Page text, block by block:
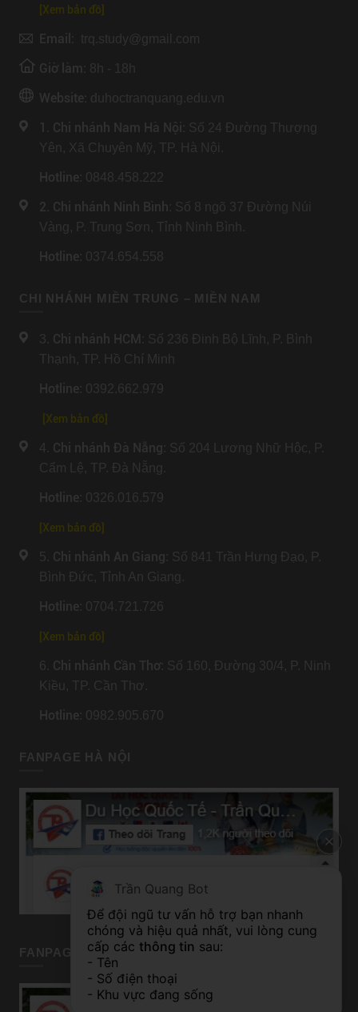
[Xem bản đồ]
Email: trq.study@gmail.com
Giờ làm: 8h - 18h
Website: duhoctranquang.edu.vn
1. Chi nhánh Nam Hà Nội: Số 24 Đường Thượng
Yên, Xã Chuyên Mỹ, TP. Hà Nội.
Hotline: 0848.458.222
2. Chi nhánh Ninh Bình: Số 8 ngõ 37 Đường Núi
Vàng, P. Trung Sơn, Tỉnh Ninh Bình.
Hotline: 0374.654.558
CHI NHÁNH MIỀN TRUNG – MIỀN NAM
3. Chi nhánh HCM : Số 236 Đinh Bộ Lĩnh, P. Bình
Thạnh, TP. Hồ Chí Minh
Hotline: 0392.662.979
[Xem bản đồ]
4. Chi nhánh Đà Nẵng: Số 204 Lương Nhữ Hộc, P.
Cẩm Lệ, TP. Đà Nẵng.
Hotline: 0326.016.579
Xem bản đồ
5. Chi nhánh An Giang: Số 841 Trần Hưng Đạo, P.
Bình Đức, Tỉnh An Giang.
Hotline: 0704.721.726
Xem bản đồ
6. Chi nhánh Cần Thơ: Số 160, Đường 30/4, P. Ninh
Kiều, TP. Cần Thơ.
Hotline: 0982.905.670
FANPAGE HÀ NỘI
FANPAGE TP HỒ CHÍ MINH
Trần Quang Bot
Để đội ngũ tư vấn hỗ trợ bạn nhanh
chóng và hiệu quả nhất, vui lòng cung
cấp các thông tin sau:
- Tên
- Số điện thoại
- Khu vực đang sống